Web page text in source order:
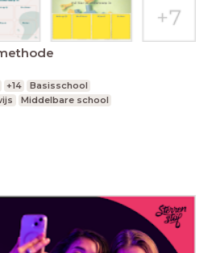
+14
Basisschool
Middelbare school